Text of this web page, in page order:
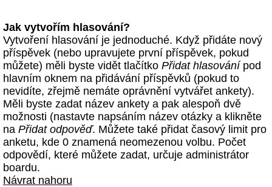
Jak vytvořím hlasování?
Vytvoření hlasování je jednoduché. Když přidáte nový
příspěvek (nebo upravujete první příspěvek, pokud
můžete) měli byste vidět tlačítko Přidat hlasovánípod
hlavním oknem na přidávání příspěvků (pokud to
nevidíte, zřejmě nemáte oprávnění vytvářet ankety).
Měli byste zadat název ankety a pak alespoň dvě
možnosti (nastavte napsáním název otázky a klikněte
na Přidat odpověď. Můžete také přidat časový limit pro
anketu, kde 0 znamená neomezenou volbu. Počet
odpovědí, které můžete zadat, určuje administrátor
boardu.
Návrat nahoru